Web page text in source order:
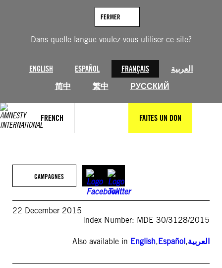
Dans quelle langue voulez-vous utiliser ce site?
ENGLISH ESPAÑOL FRANÇAIS
العربية
简中
繁中 РУССКИЙ
FERMER
FRENCH FAITES UN DON
CAMPAGNES
22 December 2015
Index Number: MDE 30/3128/2015
Also available in English,Español,العربية